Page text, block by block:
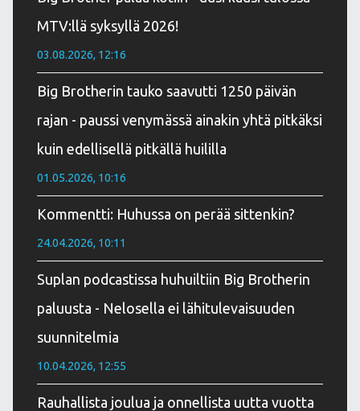
MTV:llä syksyllä 2026!
03.08.2026, 12:16
Big Brotherin tauko saavutti 1250 päivän
rajan - paussi venymässä ainakin yhtä pitkäksi
kuin edellisellä pitkällä huililla
01.05.2026, 10:16
Kommentti: Huhussa on perää sittenkin?
24.04.2026, 10:11
Suplan podcastissa huhuiltiin Big Brotherin
paluusta - Nelosella ei lähitulevaisuuden
suunnitelmia
10.04.2026, 12:55
Rauhallista joulua ja onnellista uutta vuotta